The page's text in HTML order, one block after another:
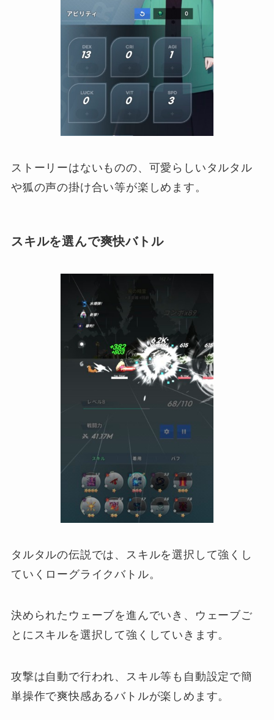
ストーリーはないものの、可愛らしいタルタル
や狐の声の掛け合い等が楽しめます。
スキルを選んで爽快バトル
タルタルの伝説では、スキルを選択して強くし
ていくローグライクバトル。
決められたウェーブを進んでいき、ウェーブご
とにスキルを選択して強くしていきます。
攻撃は自動で行われ、スキル等も自動設定で簡
単操作で爽快感あるバトルが楽しめます。